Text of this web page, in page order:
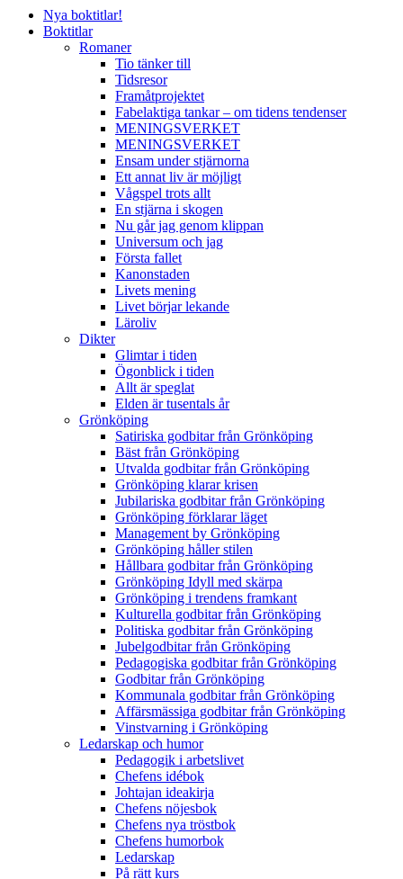
Nya boktitlar!
Boktitlar
Romaner
Tio tänker till
Tidsresor
Framåtprojektet
Fabelaktiga tankar – om tidens tendenser
MENINGSVERKET
MENINGSVERKET
Ensam under stjärnorna
Ett annat liv är möjligt
Vågspel trots allt
En stjärna i skogen
Nu går jag genom klippan
Universum och jag
Första fallet
Kanonstaden
Livets mening
Livet börjar lekande
Läroliv
Dikter
Glimtar i tiden
Ögonblick i tiden
Allt är speglat
Elden är tusentals år
Grönköping
Satiriska godbitar från Grönköping
Bäst från Grönköping
Utvalda godbitar från Grönköping
Grönköping klarar krisen
Jubilariska godbitar från Grönköping
Grönköping förklarar läget
Management by Grönköping
Grönköping håller stilen
Hållbara godbitar från Grönköping
Grönköping Idyll med skärpa
Grönköping i trendens framkant
Kulturella godbitar från Grönköping
Politiska godbitar från Grönköping
Jubelgodbitar från Grönköping
Pedagogiska godbitar från Grönköping
Godbitar från Grönköping
Kommunala godbitar från Grönköping
Affärsmässiga godbitar från Grönköping
Vinstvarning i Grönköping
Ledarskap och humor
Pedagogik i arbetslivet
Chefens idébok
Johtajan ideakirja
Chefens nöjesbok
Chefens nya tröstbok
Chefens humorbok
Ledarskap
På rätt kurs